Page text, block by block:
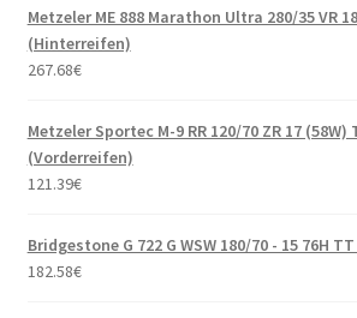
Metzeler ME 888 Marathon Ultra 280/35 VR
(Hinterreifen)
267.68€
Metzeler Sportec M-9 RR 120/70 ZR 17 (58W)
(Vorderreifen)
121.39€
Bridgestone G 722 G WSW 180/70 - 15 76H
182.58€